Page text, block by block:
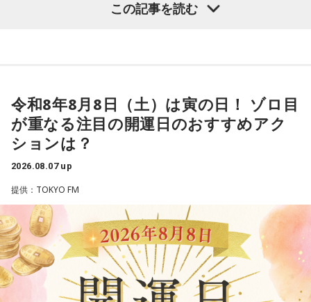
音楽体験とすごくつながっていて。
「あ、自分もバンドできるんだ」みたいな、そういうときの
ワクワク感のようなものが、いろんな不安や葛藤を飛び越え
ます。歌詞は自分と向き合っている部分も結構あるんですけ
ど、音像がかなり爽やかなので、そういうものを飛び越えて
いくような“若さ”をすごく感じました。
次回8月8日（土）の放送は、シンガーソングライター・バー
チャルYouTuberのぼっちぼろまるさんをゲストに迎えてお届
けします。
----------------------------------------------------
やっぱり、この世に生きている限りは、フィジカルなことっ
原。さらに、日常生活におけるコンディションづくりの重要
性を語ります。
江原：やっぱり、集中力が欠けちゃうしね。だからご飯を食
べて、新しいお家を建てればまたよく寝られたりすると思う
れを大事にして、コンディションを常に最高に整えるという
ことであれば、もしかしたら悩んでいた時期は体調が不安定
だったかもしれない。だって、普段だったら前向きにいける
ところが、何かふと不安になっちゃったりするでしょう。
例えば、小さいお子さんがいるときって、やっぱり楽しいけ
れど身体がついていけないときって、ちょっと子育てが憂鬱
山奥の大きなダムを見学しているあなた。
次の中から近いものを1つ選んでください。
1． 水がこぼれてしまうことはないのか
2． こんなに水は必要なのか
3． ひび割れなど壊れる心配はないか
4． どうやって放水しているのか
【解説】
この心理テストでわかることは、あなたの「我慢しすぎ・自
己主張ニガテ度」です。
ダムの水は「溜め込んだ本音や感情」を暗示しています。ダ
ムの何が気になったかで、あなたがなぜ言いたいことを飲み
この記事を読む
令和8年8月8日（土）は寅の日！ ゾロ目
が重なる注目の開運日のおすすめアク
ションは？
2026.08.07 up
提供：TOKYO FM